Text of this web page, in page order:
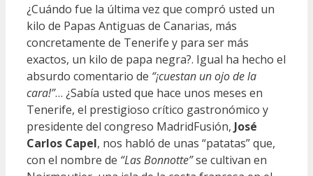
¿Cuándo fue la última vez que compró usted un
kilo de Papas Antiguas de Canarias, más
concretamente de Tenerife y para ser más
exactos, un kilo de papa negra?. Igual ha hecho el
absurdo comentario de “¡cuestan un ojo de la
cara!”… ¿Sabía usted que hace unos meses en
Tenerife, el prestigioso crítico gastronómico y
presidente del congreso MadridFusión, José
Carlos Capel, nos habló de unas “patatas” que,
con el nombre de “Las Bonnotte”se cultivan en